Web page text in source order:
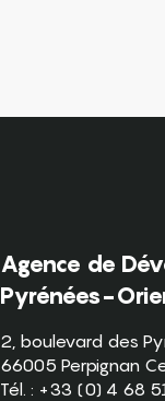
Agence de
Pyrénées-
2, boulevard des
66005 Perpignan
Tél. : +33 (0) 4 68